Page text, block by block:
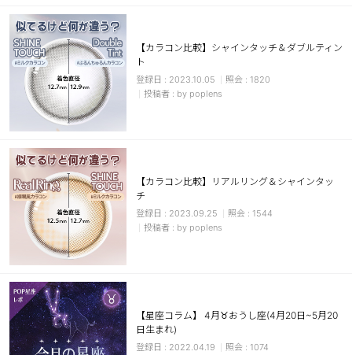
【カラコン比較】シャインタッチ＆ダブルティン
ト
2023.10.05
1820
by poplens
【カラコン比較】リアルリング＆シャインタッ
チ
2023.09.25
1544
by poplens
【星座コラム】 4月♉おうし座(4月20日~5月20
日生まれ)
2022.04.19
1074